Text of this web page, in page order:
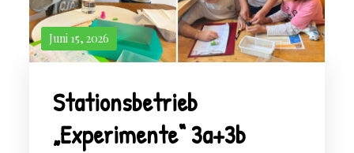
Juni 15, 2026
Stationsbetrieb
„Experimente“ 3a+3b